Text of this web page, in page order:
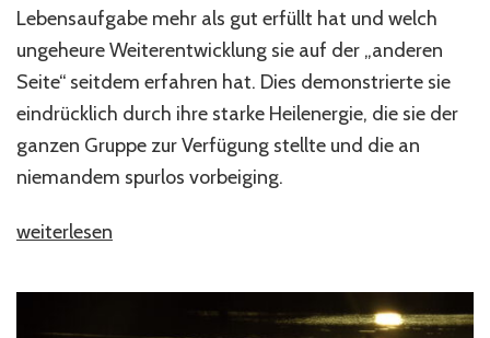
Lebensaufgabe mehr als gut erfüllt hat und welch
ungeheure Weiterentwicklung sie auf der „anderen
Seite“ seitdem erfahren hat. Dies demonstrierte sie
eindrücklich durch ihre starke Heilenergie, die sie der
ganzen Gruppe zur Verfügung stellte und die an
niemandem spurlos vorbeiging.
„Weiterentwicklung
Jenseits
weiterlesen